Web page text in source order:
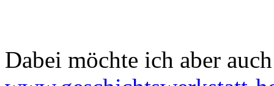
Dabei möchte ich aber